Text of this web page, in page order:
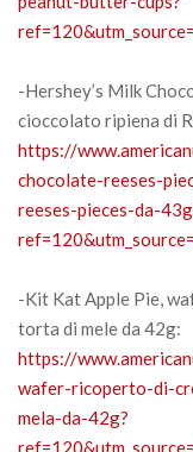
-Hershey’s Milk
cioccolato ripiena di
https://
chocolate-reeses-
reeses-pieces-da-
-Kit Kat Apple Pie,
torta di mele da 42g:
https://
wafer-ricoperto-di-
mela-da-42g?